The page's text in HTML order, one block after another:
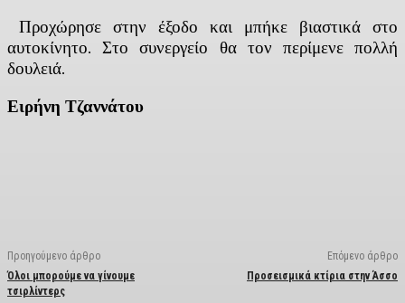
Προχώρησε στην έξοδο και μπήκε βιαστικά στο
αυτοκίνητο. Στο συνεργείο θα τον περίμενε πολλή
δουλειά.
Ειρήνη Τζαννάτου
Προηγούμενο άρθρο
Όλοι μπορούμε να γίνουμε
τσιρλίντερς
Επόμενο άρθρο
Προσεισμικά κτίρια στην Άσσο